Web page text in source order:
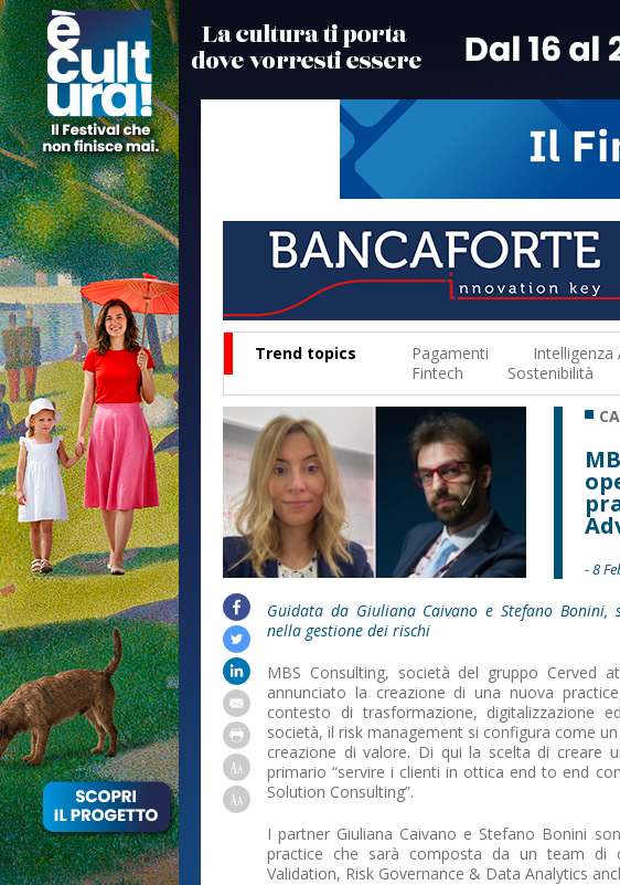
Trend topics Pagamenti Intelligenza
Fintech
Sostenibilità
- 8
Guidata da Giuliana Caivano e Stefano
nella gestione dei rischi
MBS Consulting, società del gruppo Cerved
annunciato la creazione di una nuova
contesto di trasformazione, digitalizzazione
società, il risk management si configura come
creazione di valore. Di qui la scelta di creare
primario “servire i clienti in ottica end to end
Solution Consulting”.
I partner Giuliana Caivano e Stefano Bonini
practice che sarà composta da un team di
Validation, Risk Governance & Data Analytics